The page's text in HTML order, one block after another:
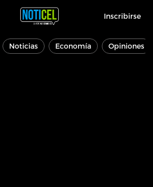
Inscribirse
Noticias Economía Opiniones